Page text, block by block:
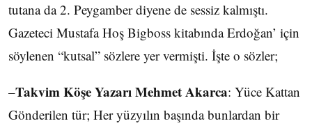
tutana da 2. Peygamber diyene de sessiz kalmıştı.
Gazeteci Mustafa Hoş Bigboss kitabında Erdoğan’ için
söylenen “kutsal” sözlere yer vermişti. İşte o sözler;
–Takvim Köşe Yazarı Mehmet Akarca: Yüce Kattan
Gönderilen tür; Her yüzyılın başında bunlardan bir